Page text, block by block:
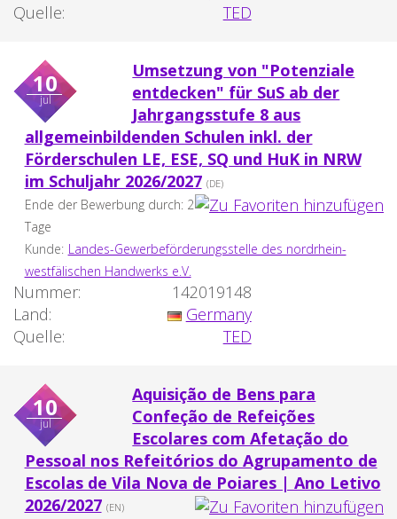
Quelle:
TED
10
jul
Umsetzung von "Potenziale
entdecken" für SuS ab der
Jahrgangsstufe 8 aus
allgemeinbildenden Schulen inkl. der
Förderschulen LE, ESE, SQ und HuK in NRW
im Schuljahr 2026/2027 (DE)
Ende der Bewerbung durch: 2
Tage
Kunde: Landes-Gewerbeförderungsstelle des nordrhein-
westfälischen Handwerks e.V.
Nummer:
142019148
Land:
Germany
Quelle:
TED
10
jul
Aquisição de Bens para
Confeção de Refeições
Escolares com Afetação do
Pessoal nos Refeitórios do Agrupamento de
Escolas de Vila Nova de Poiares | Ano Letivo
2026/2027 (EN)